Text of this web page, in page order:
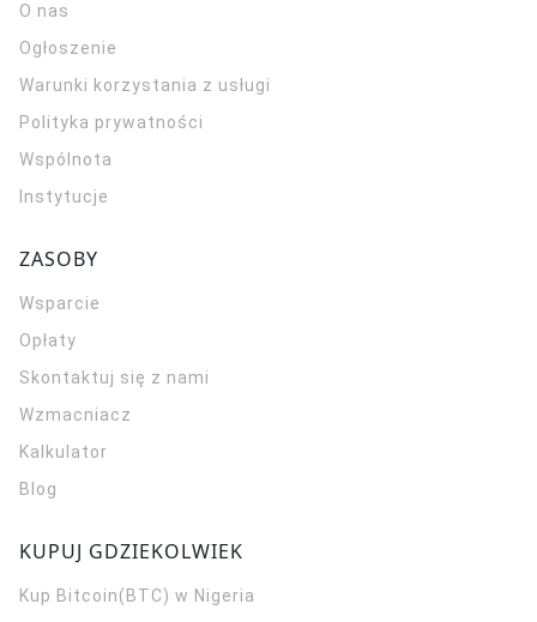
O nas
Ogłoszenie
Warunki korzystania z usługi
Polityka prywatności
Wspólnota
Instytucje
ZASOBY
Wsparcie
Opłaty
Skontaktuj się z nami
Wzmacniacz
Kalkulator
Blog
KUPUJ GDZIEKOLWIEK
Kup Bitcoin(BTC) w Nigeria